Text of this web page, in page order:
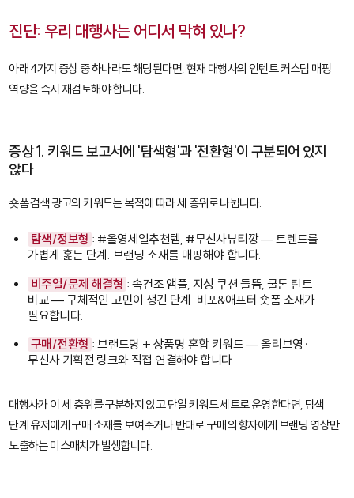
진단: 우리 대행사는 어디서 막혀 있나?
아래 4가지 증상 중 하나라도 해당된다면, 현재 대행사의 인텐트 커스텀 매핑
역량을 즉시 재검토해야 합니다.
증상 1. 키워드 보고서에 '탐색형'과 '전환형'이 구분되어 있지
않다
숏폼 검색 광고의 키워드는 목적에 따라 세 층위로 나뉩니다.
탐색/정보형 : #올영세일추천템, #무신사뷰티깡— 트렌드를
가볍게 훑는 단계. 브랜딩 소재를 매핑해야 합니다.
비주얼/문제 해결형 : 속건조 앰플 ,지성 쿠션 들뜸 ,쿨톤 틴트
비교— 구체적인 고민이 생긴 단계. 비포&애프터 숏폼 소재가
필요합니다.
구매/전환형 : 브랜드명 + 상품명 혼합 키워드 — 올리브영·
무신사 기획전 링크와 직접 연결해야 합니다.
대행사가 이 세 층위를 구분하지 않고 단일 키워드 세트로 운영한다면, 탐색
단계 유저에게 구매 소재를 보여주거나 반대로 구매 의향자에게 브랜딩 영상만
노출하는 미스매치가 발생합니다.